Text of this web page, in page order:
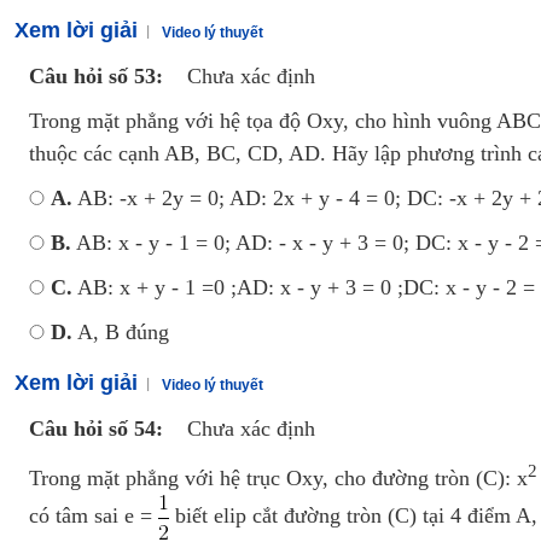
Xem lời giải Video lý thuyết
Câu hỏi số 53:
Chưa xác định
Trong mặt phẳng với hệ tọa độ Oxy, cho hình vuông
thuộc các cạnh AB, BC, CD, AD. Hãy lập phương trình
A. AB: -x + 2y = 0; AD: 2x + y - 4 = 0; DC: -x + 2y +
B. AB: x - y - 1 = 0; AD: - x - y + 3 = 0; DC: x - y - 2
C. AB: x + y - 1 =0 ;AD: x - y + 3 = 0 ;DC: x - y - 2
D. A, B đúng
Xem lời giải Video lý thuyết
Câu hỏi số 54: Chưa xác định
Trong mặt phẳng với hệ trục Oxy, cho đường tròn (C): x2
có tâm sai e =
biết elip cắt đường tròn (C) tại 4 điểm